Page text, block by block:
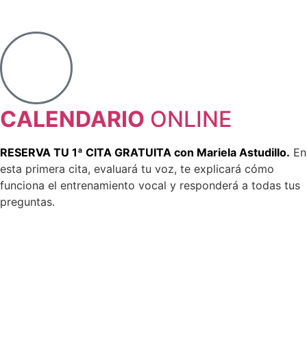
CALENDARIO ONLINE
RESERVA TU 1ª CITA GRATUITA con Mariela Astudillo. En
esta primera cita, evaluará tu voz, te explicará cómo
funciona el entrenamiento vocal y responderá a todas tus
preguntas.